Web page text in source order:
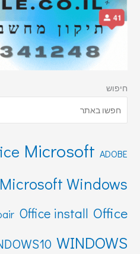
חיפוש
ADOBE
Microsoft
Microsoft Windows
Office
Office install
WINDOWS